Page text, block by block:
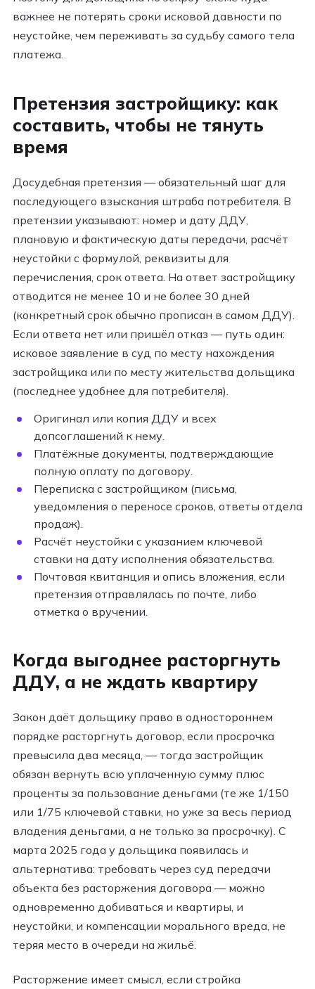
важнее не потерять сроки исковой давности по
неустойке, чем переживать за судьбу самого тела
платежа.
Претензия застройщику: как
составить, чтобы не тянуть
время
Досудебная претензия — обязательный шаг для
последующего взыскания штраба потребителя. В
претензии указывают: номер и дату ДДУ,
плановую и фактическую даты передачи, расчёт
неустойки с формулой, реквизиты для
перечисления, срок ответа. На ответ застройщику
отводится не менее 10 и не более 30 дней
(конкретный срок обычно прописан в самом ДДУ).
Если ответа нет или пришёл отказ — путь один:
исковое заявление в суд по месту нахождения
застройщика или по месту жительства дольщика
(последнее удобнее для потребителя).
Оригинал или копия ДДУ и всех
допсоглашений к нему.
Платёжные документы, подтверждающие
полную оплату по договору.
Переписка с застройщиком (письма,
уведомления о переносе сроков, ответы отдела
продаж).
Расчёт неустойки с указанием ключевой
ставки на дату исполнения обязательства.
Почтовая квитанция и опись вложения, если
претензия отправлялась по почте, либо
отметка о вручении.
Когда выгоднее расторгнуть
ДДУ, а не ждать квартиру
Закон даёт дольщику право в одностороннем
порядке расторгнуть договор, если просрочка
превысила два месяца, — тогда застройщик
обязан вернуть всю уплаченную сумму плюс
проценты за пользование деньгами (те же 1/150
или 1/75 ключевой ставки, но уже за весь период
владения деньгами, а не только за просрочку). С
марта 2025 года у дольщика появилась и
альтернатива: требовать через суд передачи
объекта без расторжения договора — можно
одновременно добиваться и квартиры, и
неустойки, и компенсации морального вреда, не
теряя место в очереди на жильё.
Расторжение имеет смысл, если стройка